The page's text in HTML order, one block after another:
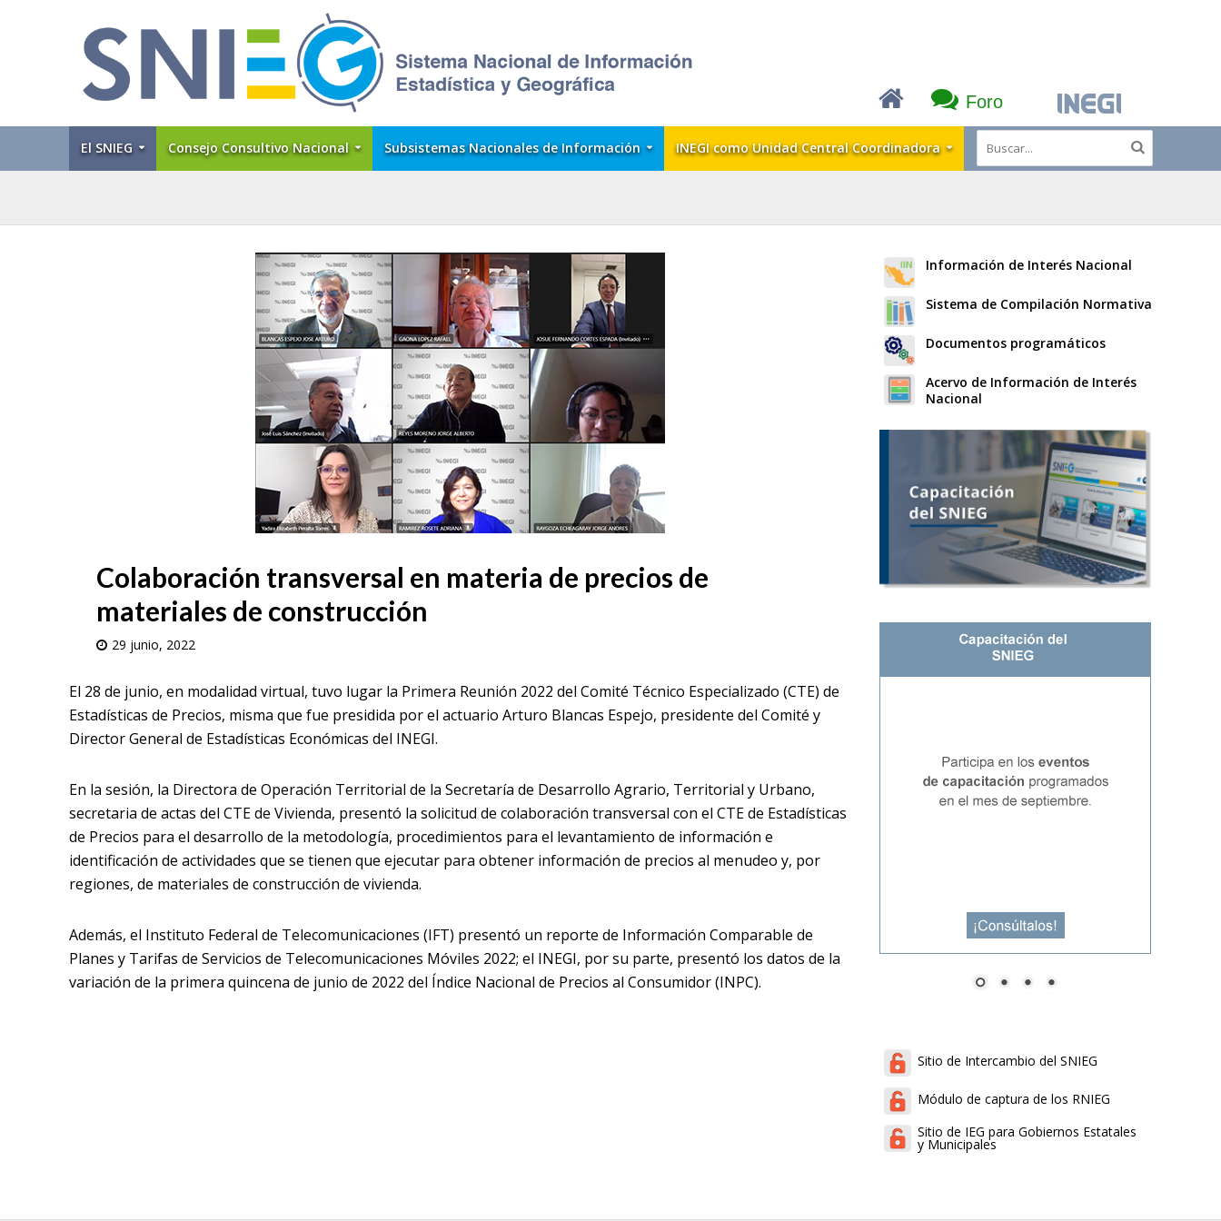
Foro
El SNIEG Consejo Consultivo Nacional Subsistemas Nacionales de Información INEGI como Unidad Central Coordinadora
Colaboración transversal en materia de precios de
materiales de construcción
29 junio, 2022
El 28 de junio, en modalidad virtual, tuvo lugar la Primera Reunión 2022 del Comité Técnico Especializado (CTE) de
Estadísticas de Precios, misma que fue presidida por el actuario Arturo Blancas Espejo, presidente del Comité y
Director General de Estadísticas Económicas del INEGI.
En la sesión, la Directora de Operación Territorial de la Secretaría de Desarrollo Agrario, Territorial y Urbano,
secretaria de actas del CTE de Vivienda, presentó la solicitud de colaboración transversal con el CTE de Estadísticas
de Precios para el desarrollo de la metodología, procedimientos para el levantamiento de información e
identificación de actividades que se tienen que ejecutar para obtener información de precios al menudeo y, por
regiones, de materiales de construcción de vivienda.
Además, el Instituto Federal de Telecomunicaciones (IFT) presentó un reporte de Información Comparable de
Planes y Tarifas de Servicios de Telecomunicaciones Móviles 2022; el INEGI, por su parte, presentó los datos de la
variación de la primera quincena de junio de 2022 del Índice Nacional de Precios al Consumidor (INPC).
Información de Interés Nacional
Sistema de Compilación Normativa
Documentos programáticos
Acervo de Información de Interés
Nacional
Sitio de Intercambio del SNIEG
Módulo de captura de los RNIEG
Sitio de IEG para Gobiernos Estatales
y Municipales